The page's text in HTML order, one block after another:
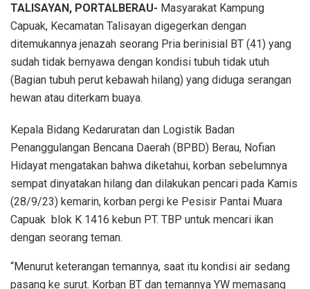
TALISAYAN, PORTALBERAU- Masyarakat Kampung
Capuak, Kecamatan Talisayan digegerkan dengan
ditemukannya jenazah seorang Pria berinisial BT (41) yang
sudah tidak bernyawa dengan kondisi tubuh tidak utuh
(Bagian tubuh perut kebawah hilang) yang diduga serangan
hewan atau diterkam buaya.
Kepala Bidang Kedaruratan dan Logistik Badan
Penanggulangan Bencana Daerah (BPBD) Berau, Nofian
Hidayat mengatakan bahwa diketahui, korban sebelumnya
sempat dinyatakan hilang dan dilakukan pencari pada Kamis
(28/9/23) kemarin, korban pergi ke Pesisir Pantai Muara
Capuak blok K 1416 kebun PT. TBP untuk mencari ikan
dengan seorang teman.
“Menurut keterangan temannya, saat itu kondisi air sedang
pasang ke surut. Korban BT dan temannya YW memasang